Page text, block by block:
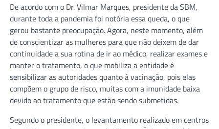
De acordo com o Dr. Vilmar Marques, presidente da SBM,
durante toda a pandemia foi notória essa queda, o que
gerou bastante preocupação. Agora, neste momento, além
de conscientizar as mulheres para que não deixem de dar
continuidade a sua rotina de ir ao médico, realizar exames e
manter o tratamento, o que mobiliza a entidade é
sensibilizar as autoridades quanto à vacinação, pois elas
compõem o grupo de risco, muitas com a imunidade baixa
devido ao tratamento que estão sendo submetidas.
Segundo o presidente, o levantamento realizado em centros